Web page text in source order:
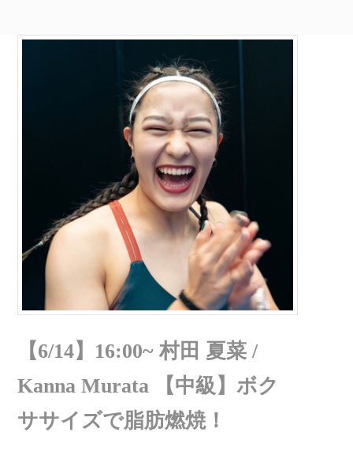
【6/14】16:00~ 村田 夏菜 /
Kanna Murata 【中級】ボク
ササイズで脂肪燃焼！